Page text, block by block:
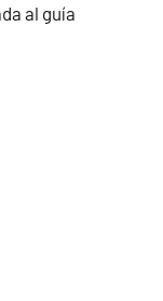
al guía